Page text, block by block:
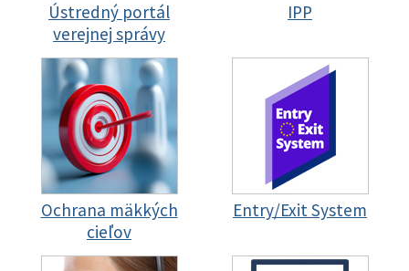
Ústredný portál
verejnej správy
IPP
Ochrana mäkkých
cieľov
Entry/Exit System